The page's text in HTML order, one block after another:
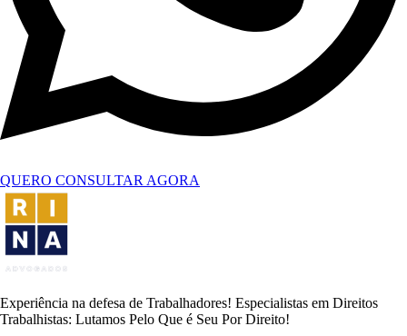
QUERO CONSULTAR AGORA
Experiência na defesa de Trabalhadores! Especialistas em Direitos
Trabalhistas: Lutamos Pelo Que é Seu Por Direito!